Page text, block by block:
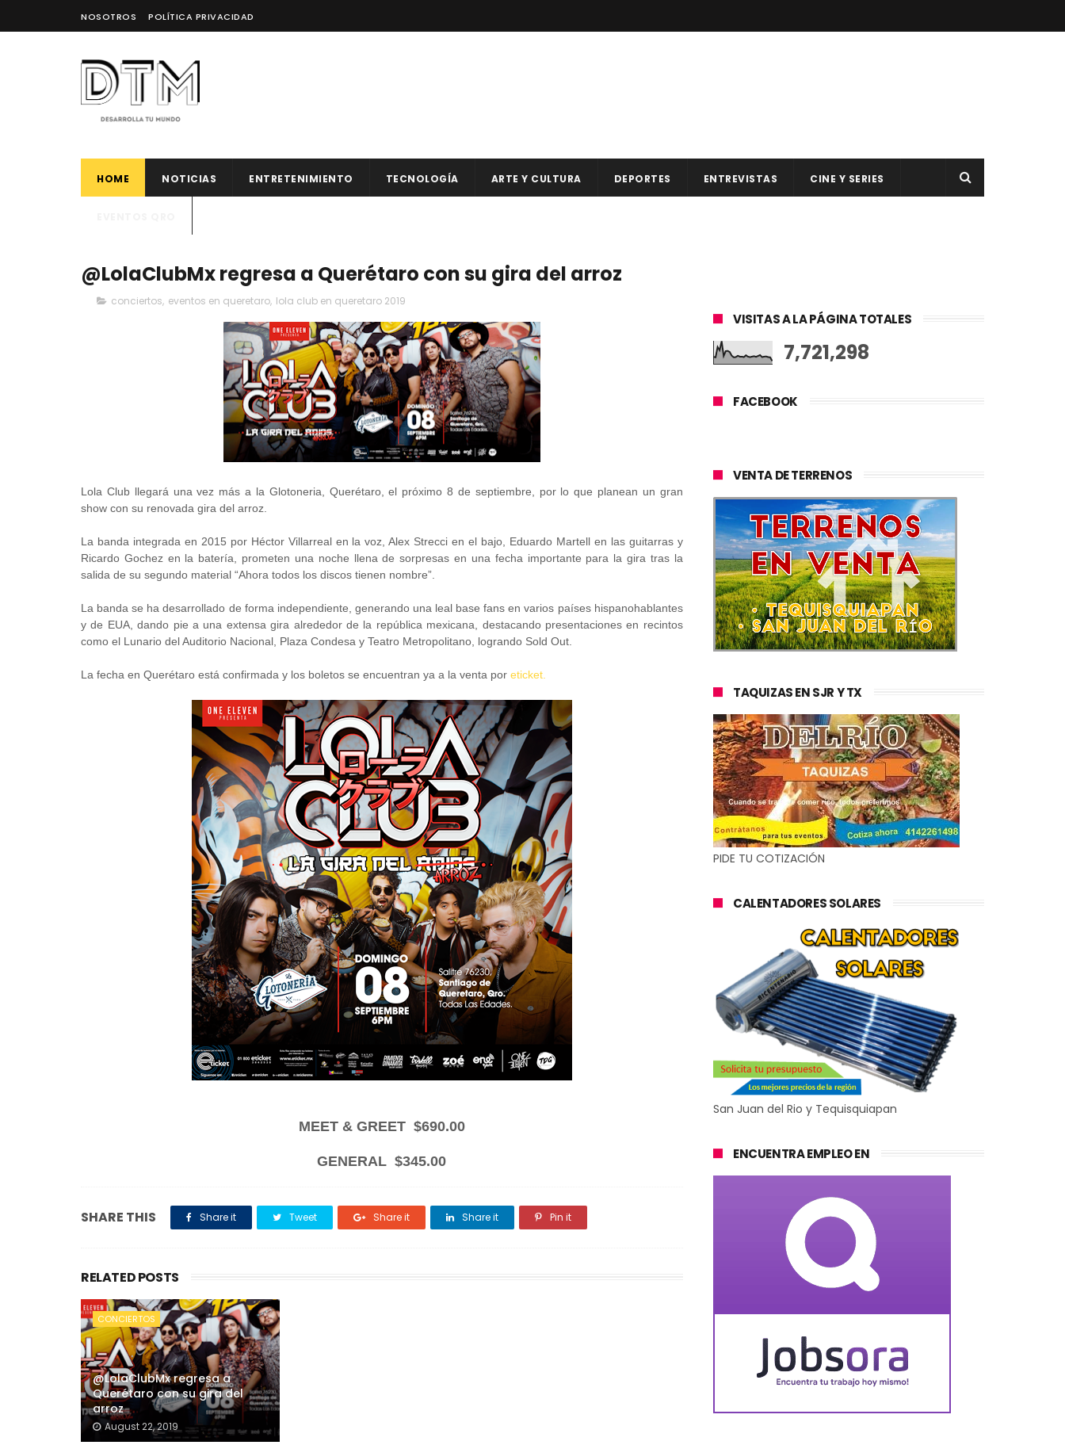
NOSOTROS POLÍTICA PRIVACIDAD
HOME NOTICIAS ENTRETENIMIENTO TECNOLOGÍA ARTE Y CULTURA DEPORTES ENTREVISTAS CINE Y SERIES
@LolaClubMx regresa a Querétaro con su gira del arroz
conciertos, eventos en queretaro, lola club en queretaro 2019
Lola Club llegará una vez más a la Glotoneria, Querétaro, el próximo 8 de septiembre, por lo que planean un gran
show con su renovada gira del arroz.
La banda integrada en 2015 por Héctor Villarreal en la voz, Alex Strecci en el bajo, Eduardo Martell en las guitarras y
Ricardo Gochez en la batería, prometen una noche llena de sorpresas en una fecha importante para la gira tras la
salida de su segundo material “Ahora todos los discos tienen nombre”.
La banda se ha desarrollado de forma independiente, generando una leal base fans en varios países hispanohablantes
y de EUA, dando pie a una extensa gira alrededor de la república mexicana, destacando presentaciones en recintos
como el Lunario del Auditorio Nacional, Plaza Condesa y Teatro Metropolitano, logrando Sold Out.
La fecha en Querétaro está confirmada y los boletos se encuentran ya a la venta por eticket.
MEET & GREET $690.00
GENERAL $345.00
SHARE THIS Share it Tweet Share it Share it Pin it
RELATED POSTS
CONCIERTOS
@LolaClubMx regresa a
Querétaro con su gira del
arroz
August 22, 2019
VISITAS A LA PÁGINA TOTALES
7,721,298
FACEBOOK
VENTA DE TERRENOS
TAQUIZAS EN SJR Y TX
PIDE TU COTIZACIÓN
CALENTADORES SOLARES
San Juan del Rio y Tequisquiapan
ENCUENTRA EMPLEO EN